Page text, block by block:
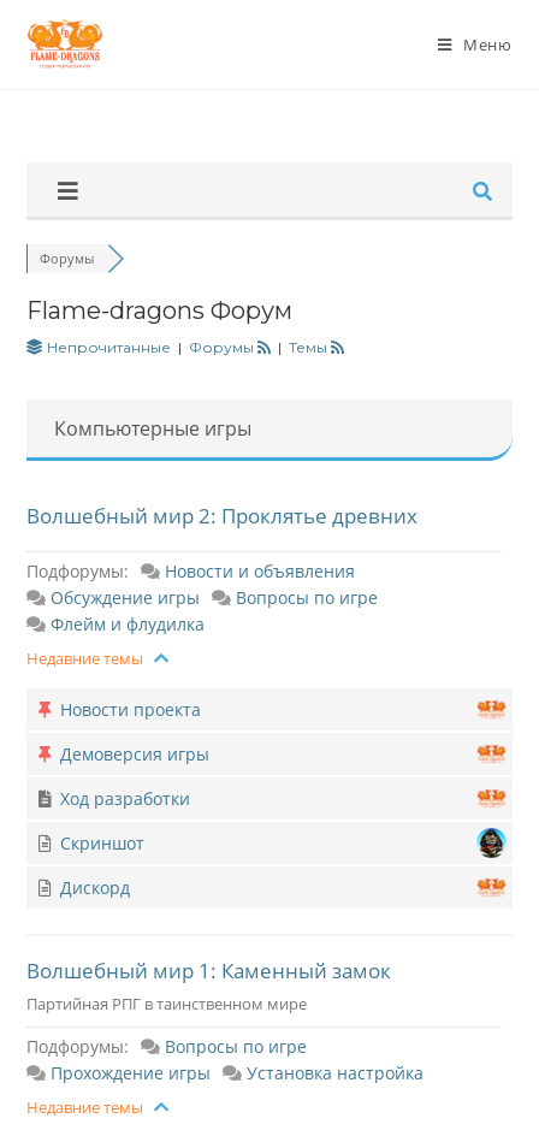
Меню
Форумы
Flame-dragons Форум
Непрочитанные | Форумы | Темы
Компьютерные игры
Волшебный мир 2: Проклятье древних
Подфорумы:
Новости и объявления
Обсуждение игры
Вопросы по игре
Флейм и флудилка
Недавние темы
Новости проекта
Демоверсия игры
Ход разработки
Скриншот
Дискорд
Волшебный мир 1: Каменный замок
Партийная РПГ в таинственном мире
Подфорумы:
Вопросы по игре
Прохождение игры
Установка настройка
Недавние темы